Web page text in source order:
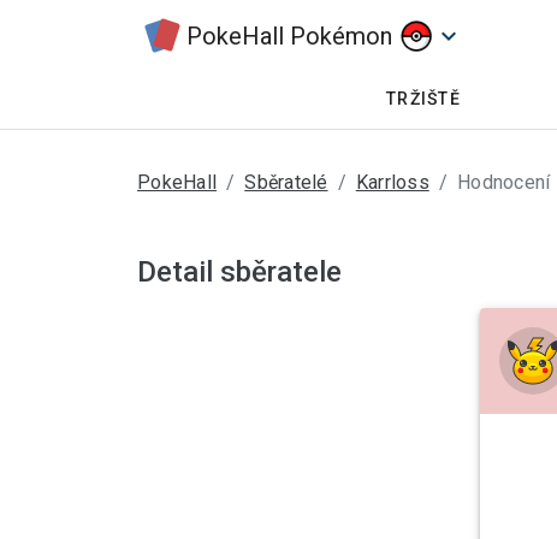
PokeHall Pokémon keyboard_arrow_down
TRŽIŠTĚ
PokeHall Sběratelé Karrloss Hodnocení
Detail sběratele